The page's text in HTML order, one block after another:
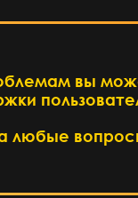
вы
любые
База
в службу